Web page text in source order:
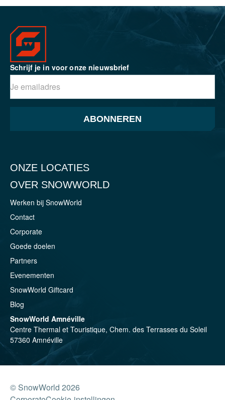
Schrijf je in voor onze nieuwsbrief
ABONNEREN
ONZE LOCATIES
OVER SNOWWORLD
Werken bij SnowWorld
Contact
Corporate
Goede doelen
Partners
Evenementen
SnowWorld Giftcard
Blog
SnowWorld Amnéville
Centre Thermal et Touristique, Chem. des Terrasses du Soleil
57360 Amnéville
© SnowWorld 2026